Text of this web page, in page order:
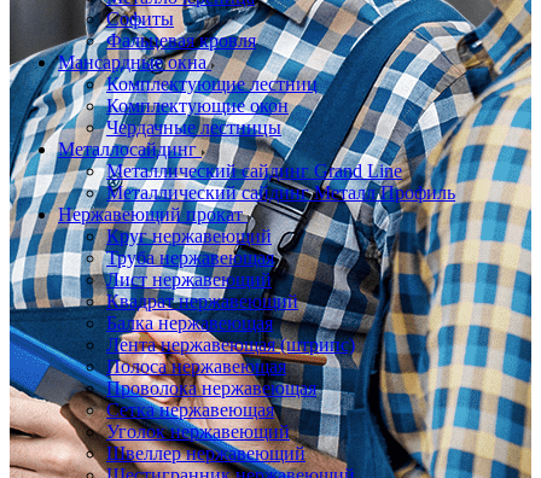
Софиты
Фальцевая кровля
Мансардные окна
Комплектующие лестниц
Комплектующие окон
Чердачные лестницы
Металлосайдинг
Металлический сайдинг Grand Line
Металлический сайдинг Металл Профиль
Нержавеющий прокат
Круг нержавеющий
Труба нержавеющая
Лист нержавеющий
Квадрат нержавеющий
Балка нержавеющая
Лента нержавеющая (штрипс)
Полоса нержавеющая
Проволока нержавеющая
Сетка нержавеющая
Уголок нержавеющий
Швеллер нержавеющий